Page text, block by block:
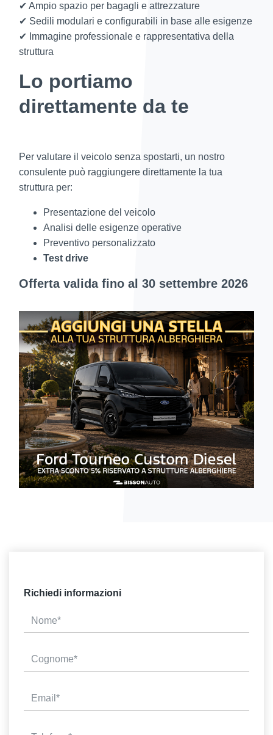
✔ Ampio spazio per bagagli e attrezzature
✔ Sedili modulari e configurabili in base alle esigenze
✔ Immagine professionale e rappresentativa della
struttura
Lo portiamo
direttamente da te
Per valutare il veicolo senza spostarti, un nostro
consulente può raggiungere direttamente la tua
struttura per:
Presentazione del veicolo
Analisi delle esigenze operative
Preventivo personalizzato
Test drive
Offerta valida fino al 30 settembre 2026
Richiedi informazioni